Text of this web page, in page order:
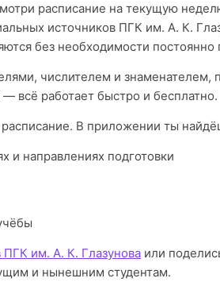
расписание на текущую
источников ПГК им. А. К.
без необходимости постоянно
числителем и знаменателем,
всё работает быстро и бесплатно.
В приложении ты
и направлениях подготовки
ПГК им. А. К. Глазунова или
и нынешним студентам.